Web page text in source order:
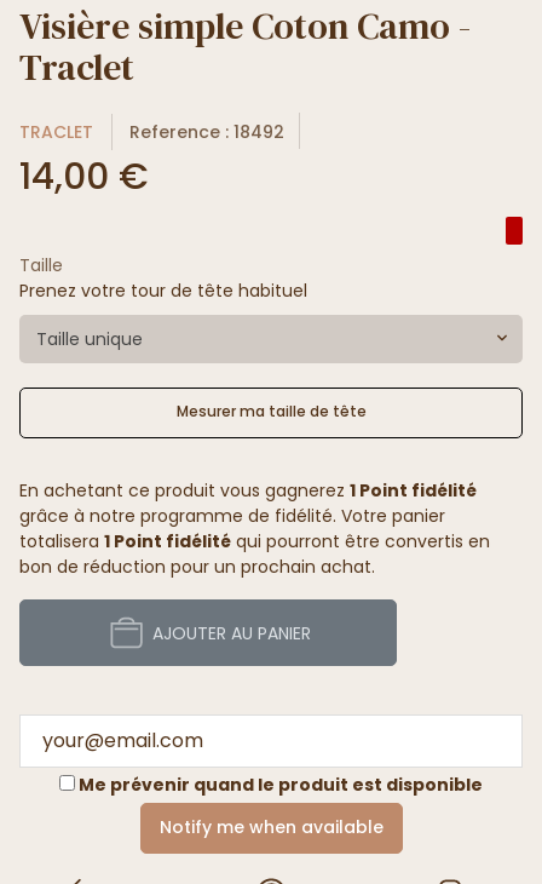
Visière simple Coton Camo -
Traclet
TRACLET Reference : 18492
14,00 €
Taille
Prenez votre tour de tête habituel
Taille unique
Mesurer ma taille de tête
En achetant ce produit vous gagnerez 1 Point fidélité
grâce à notre programme de fidélité. Votre panier
totalisera 1 Point fidélité qui pourront être convertis en
bon de réduction pour un prochain achat.
AJOUTER AU PANIER
Me prévenir quand le produit est disponible
Notify me when available